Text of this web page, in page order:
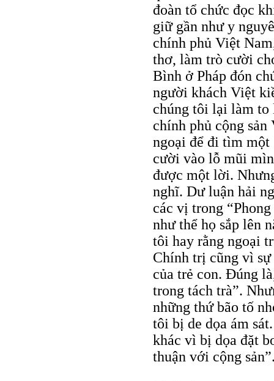
đoàn tổ chức đọc
giữ gần như y
chính phủ Việt
thơ, làm trò cười
Bình ở Pháp đón
người khách Việt
chúng tôi lại làm to
chính phủ cộng
ngoại để đi tìm một
cười vào lỗ mũi
được một lời.
nghĩ. Dư luận hải
các vị trong
như thể họ sắp lên
tôi hay rằng ngoại
Chính trị cũng vì
của trẻ con. Đúng
trong tách trà”.
những thứ bão tố
tôi bị de dọa ám
khác vì bị dọa đặt
thuận với cộng